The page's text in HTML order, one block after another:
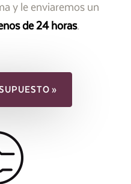
y le enviaremos un
de 24 horas.
»